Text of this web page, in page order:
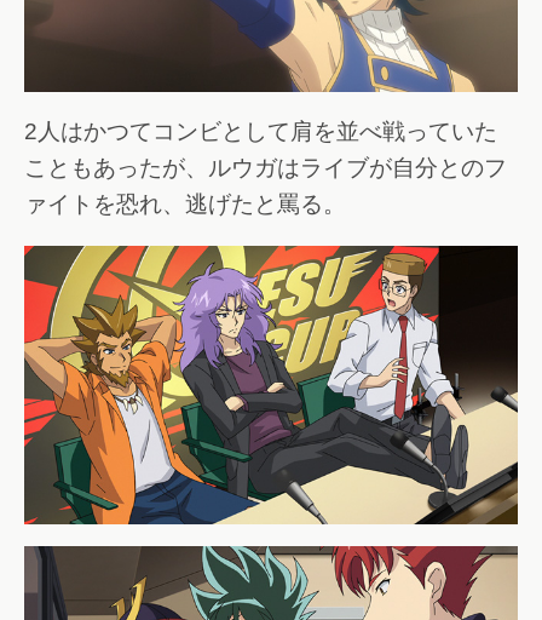
2人はかつてコンビとして肩を並べ戦っていた
こともあったが、ルウガはライブが自分とのフ
ァイトを恐れ、逃げたと罵る。